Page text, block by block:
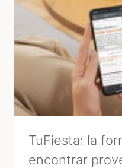
TuFiesta: la
encontrar